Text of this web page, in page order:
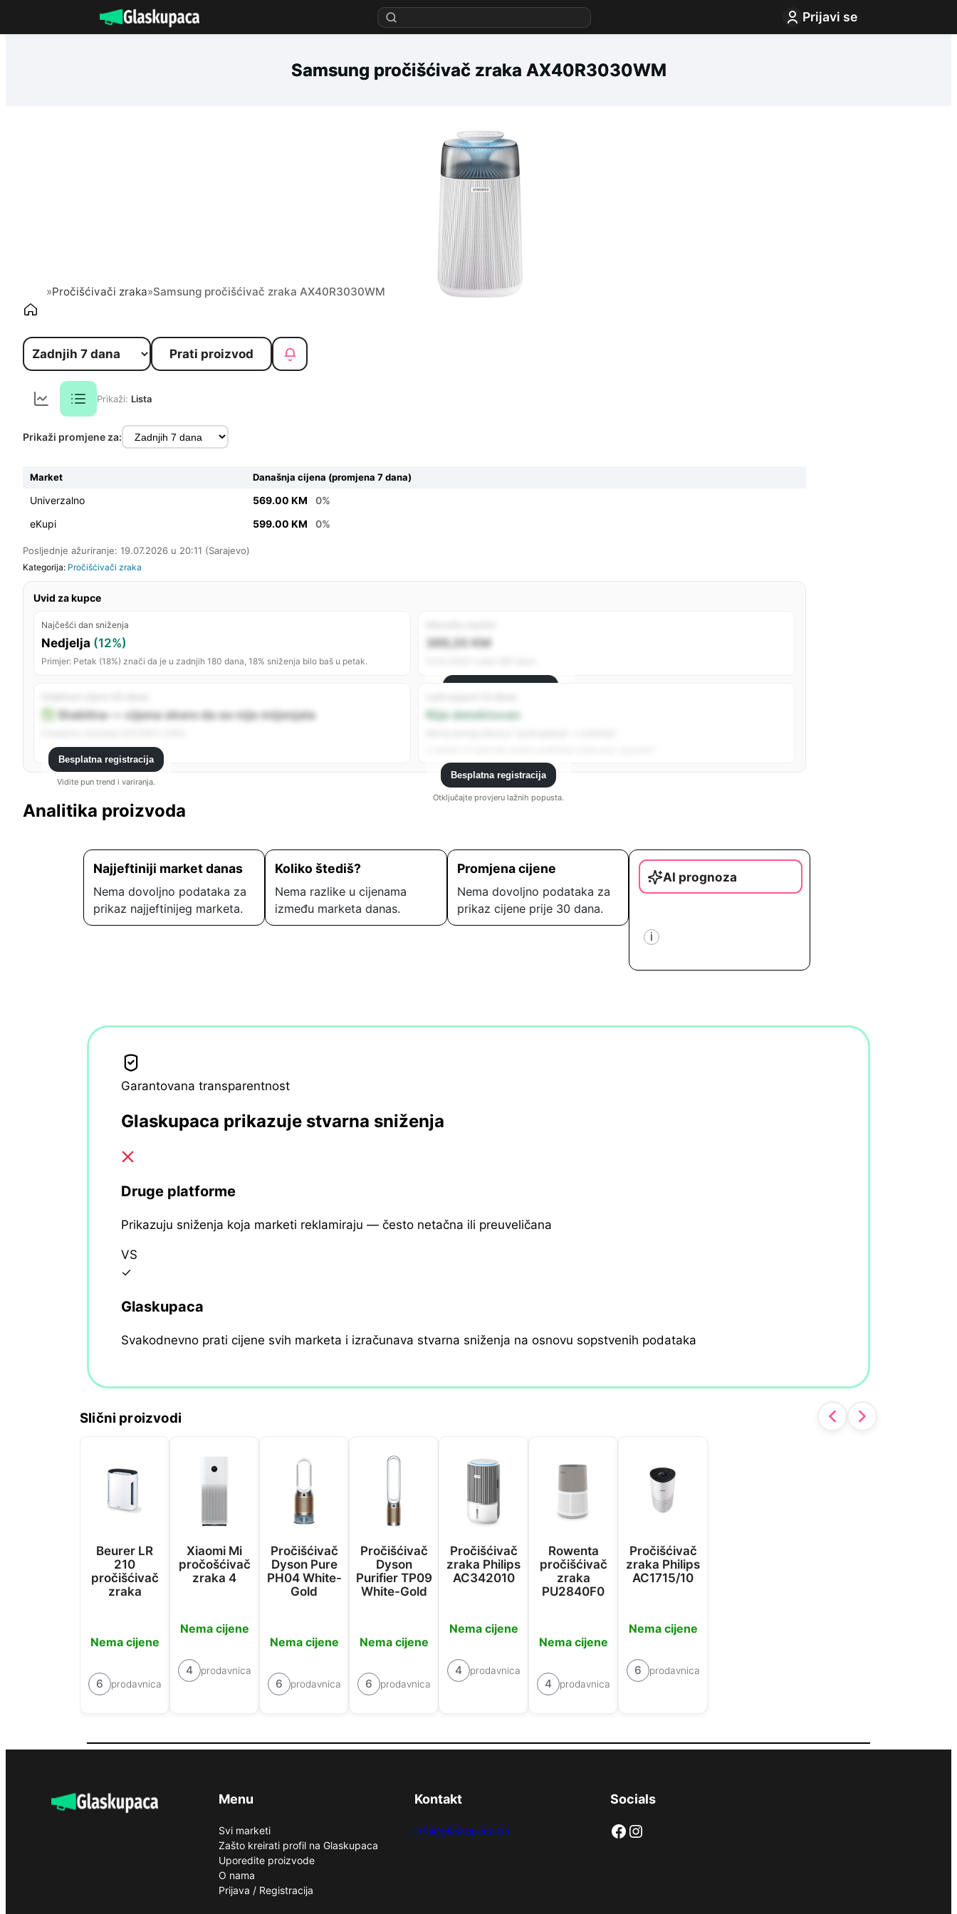
na
Prijavi se
Samsung pročišćivač zraka AX40R3030WM
»Pročišćivači zraka»Samsung pročišćivač zraka AX40R3030WM
Prati proizvod
Prikaži: Lista
Prikaži promjene za:
Market Današnja cijena (promjena 7 dana)
Univerzalno 569.00 KM
0%
eKupi
599.00 KM 0%
Posljednje ažuriranje: 19.07.2026 u 20:11 (Sarajevo)
Kategorija: Pročišćivači zraka
Uvid za kupce
Najčešći dan sniženja
Nedjelja (12%)
Primjer: Petak (18%) znači da je u zadnjih 180 dana, 18% sniženja bilo baš u petak.
389,20 KM
Registrujte se da vidite sve analitike.
Stabilna — cijena skoro da se nije mijenjala
Besplatna registracija
Vidite pun trend i variranja.
Nije detektovan
Besplatna registracija
Otključajte provjeru lažnih popusta.
Analitika proizvoda
Najjeftiniji market danas
Nema dovoljno podataka za
prikaz najjeftinijeg marketa.
Koliko štediš?
Nema razlike u cijenama
između marketa danas.
Promjena cijene
Nema dovoljno podataka za
prikaz cijene prije 30 dana.
AI prognoza
i
Garantovana transparentnost
Glaskupaca prikazuje stvarna sniženja
Druge platforme
Prikazuju sniženja koja marketi reklamiraju — često netačna ili preuveličana
VS
✓
Glaskupaca
Svakodnevno prati cijene svih marketa i izračunava stvarna sniženja na osnovu sopstvenih podataka
Slični proizvodi
Beurer LR
210
pročišćivač
zraka
Nema cijene
6 prodavnica
Xiaomi Mi
pročošćivač
zraka 4
Nema cijene
4 prodavnica
Pročišćivač
Dyson Pure
PH04 White-
Gold
Nema cijene
6 prodavnica
Pročišćivač
Dyson
Purifier TP09
White-Gold
Nema cijene
6 prodavnica
Pročišćivač
zraka Philips
AC342010
Nema cijene
4 prodavnica
Rowenta
pročišćivač
zraka
PU2840F0
Nema cijene
4 prodavnica
Pročišćivač
zraka Philips
AC1715/10
Nema cijene
6 prodavnica
Menu
Svi marketi
Zašto kreirati profil na Glaskupaca
Uporedite proizvode
O nama
Prijava / Registracija
Kontakt
info@glaskupaca.ba
Socials
Facebook Instagram